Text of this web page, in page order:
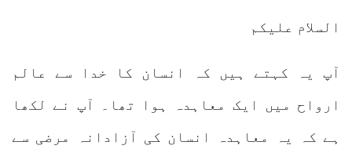
السلام علیکم
آپ یہ کہتے ہیں کہ انسان کا خدا سے عالم
ارواح میں ایک معاہدہ ہوا تھا۔ آپ نے لکھا
ہے کہ یہ معاہدہ انسان کی آزادانہ مرضی سے